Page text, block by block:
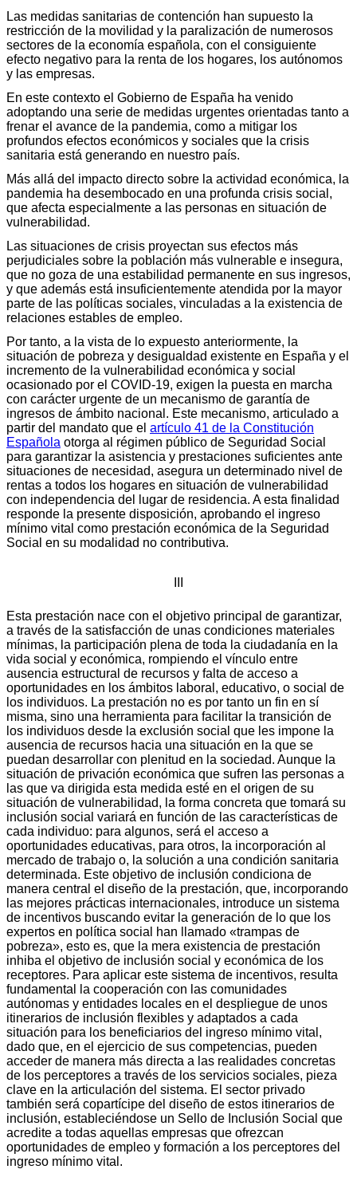
Las medidas sanitarias de contención han supuesto la
restricción de la movilidad y la paralización de numerosos
sectores de la economía española, con el consiguiente
efecto negativo para la renta de los hogares, los autónomos
y las empresas.
En este contexto el Gobierno de España ha venido
adoptando una serie de medidas urgentes orientadas tanto a
frenar el avance de la pandemia, como a mitigar los
profundos efectos económicos y sociales que la crisis
sanitaria está generando en nuestro país.
Más allá del impacto directo sobre la actividad económica, la
pandemia ha desembocado en una profunda crisis social,
que afecta especialmente a las personas en situación de
vulnerabilidad.
Las situaciones de crisis proyectan sus efectos más
perjudiciales sobre la población más vulnerable e insegura,
que no goza de una estabilidad permanente en sus ingresos,
y que además está insuficientemente atendida por la mayor
parte de las políticas sociales, vinculadas a la existencia de
relaciones estables de empleo.
Por tanto, a la vista de lo expuesto anteriormente, la
situación de pobreza y desigualdad existente en España y el
incremento de la vulnerabilidad económica y social
ocasionado por el COVID-19, exigen la puesta en marcha
con carácter urgente de un mecanismo de garantía de
ingresos de ámbito nacional. Este mecanismo, articulado a
partir del mandato que el artículo 41 de la Constitución
Española otorga al régimen público de Seguridad Social
para garantizar la asistencia y prestaciones suficientes ante
situaciones de necesidad, asegura un determinado nivel de
rentas a todos los hogares en situación de vulnerabilidad
con independencia del lugar de residencia. A esta finalidad
responde la presente disposición, aprobando el ingreso
mínimo vital como prestación económica de la Seguridad
Social en su modalidad no contributiva.
Esta prestación nace con el objetivo principal de garantizar,
a través de la satisfacción de unas condiciones materiales
mínimas, la participación plena de toda la ciudadanía en la
vida social y económica, rompiendo el vínculo entre
ausencia estructural de recursos y falta de acceso a
oportunidades en los ámbitos laboral, educativo, o social de
los individuos. La prestación no es por tanto un fin en sí
misma, sino una herramienta para facilitar la transición de
los individuos desde la exclusión social que les impone la
ausencia de recursos hacia una situación en la que se
puedan desarrollar con plenitud en la sociedad. Aunque la
situación de privación económica que sufren las personas a
las que va dirigida esta medida esté en el origen de su
situación de vulnerabilidad, la forma concreta que tomará su
inclusión social variará en función de las características de
cada individuo: para algunos, será el acceso a
oportunidades educativas, para otros, la incorporación al
mercado de trabajo o, la solución a una condición sanitaria
determinada. Este objetivo de inclusión condiciona de
manera central el diseño de la prestación, que, incorporando
las mejores prácticas internacionales, introduce un sistema
de incentivos buscando evitar la generación de lo que los
expertos en política social han llamado «trampas de
pobreza», esto es, que la mera existencia de prestación
inhiba el objetivo de inclusión social y económica de los
receptores. Para aplicar este sistema de incentivos, resulta
fundamental la cooperación con las comunidades
autónomas y entidades locales en el despliegue de unos
itinerarios de inclusión flexibles y adaptados a cada
situación para los beneficiarios del ingreso mínimo vital,
dado que, en el ejercicio de sus competencias, pueden
acceder de manera más directa a las realidades concretas
de los perceptores a través de los servicios sociales, pieza
clave en la articulación del sistema. El sector privado
también será copartícipe del diseño de estos itinerarios de
inclusión, estableciéndose un Sello de Inclusión Social que
acredite a todas aquellas empresas que ofrezcan
oportunidades de empleo y formación a los perceptores del
ingreso mínimo vital.